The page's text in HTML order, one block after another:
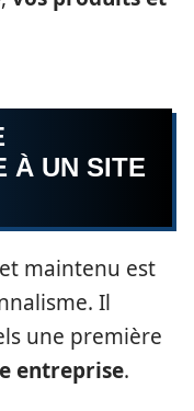
À UN SITE
maintenu est
Il
une première
entreprise.